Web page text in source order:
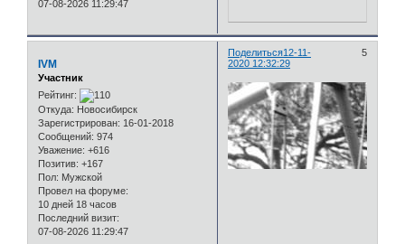
07-08-2026 11:29:47
Поделиться 5
12-11-
2020 12:32:29
IVM
Участник
Рейтинг:
Откуда: Новосибирск
Зарегистрирован: 16-01-2018
Сообщений: 974
Уважение: +616
Позитив: +167
Пол: Мужской
Провел на форуме:
10 дней 18 часов
Последний визит:
07-08-2026 11:29:47